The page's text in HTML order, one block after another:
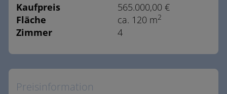
Kaufpreis
565.000,00 €
Fläche
ca. 120 m2
Zimmer 4
Preisinformation